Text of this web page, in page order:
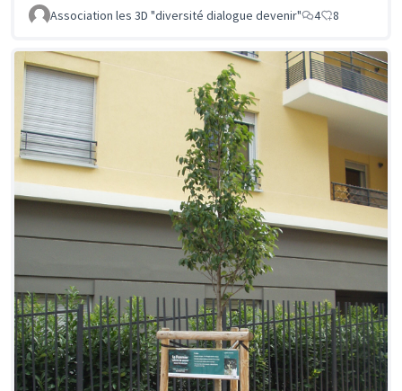
Association les 3D "diversité dialogue devenir" 4 8